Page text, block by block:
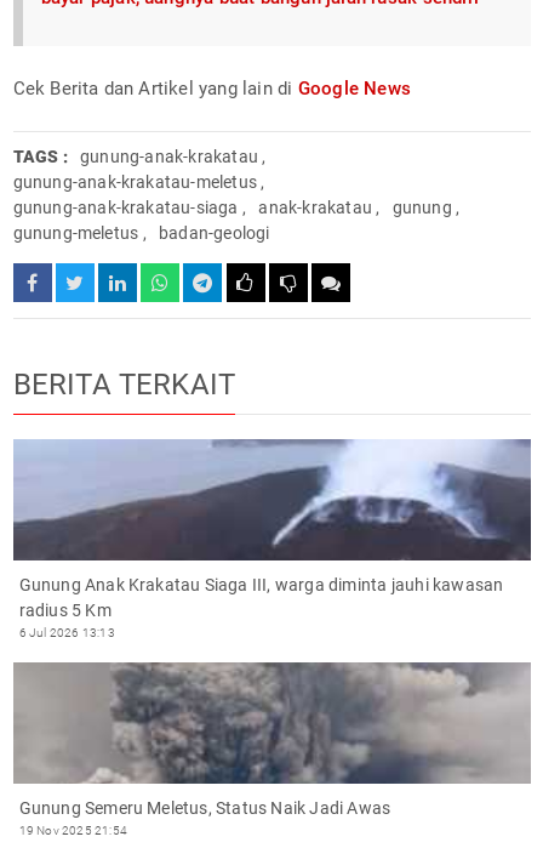
Cek Berita dan Artikel yang lain di Google News
TAGS : gunung-anak-krakatau ,
gunung-anak-krakatau-meletus ,
gunung-anak-krakatau-siaga , anak-krakatau , gunung ,
gunung-meletus , badan-geologi
BERITA TERKAIT
Gunung Anak Krakatau Siaga III, warga diminta jauhi kawasan
radius 5 Km
6 Jul 2026 13:13
Gunung Semeru Meletus, Status Naik Jadi Awas
19 Nov 2025 21:54